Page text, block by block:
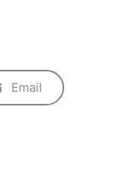
Email